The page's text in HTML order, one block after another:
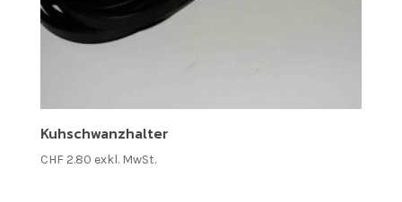
Kuhschwanzhalter
CHF2.80 exkl. MwSt.